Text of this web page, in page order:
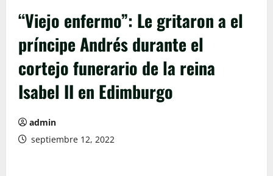
“Viejo enfermo”: Le gritaron a el
príncipe Andrés durante el
cortejo funerario de la reina
Isabel II en Edimburgo
admin
septiembre 12, 2022